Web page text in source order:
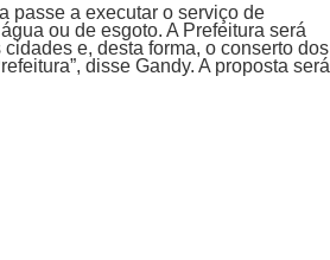
passe a executar o serviço de
ou de esgoto. A Prefeitura será
e, desta forma, o conserto dos
disse Gandy. A proposta será